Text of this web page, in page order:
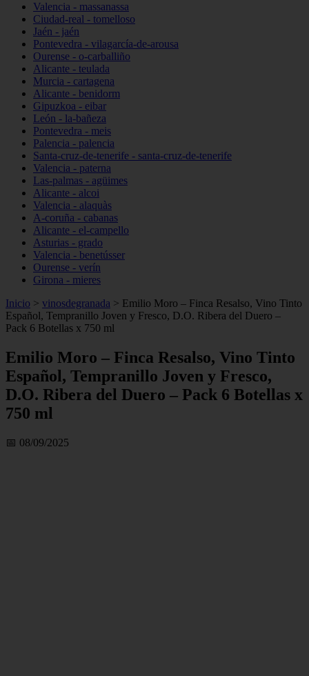
Valencia - massanassa
Ciudad-real - tomelloso
Jaén - jaén
Pontevedra - vilagarcía-de-arousa
Ourense - o-carballiño
Alicante - teulada
Murcia - cartagena
Alicante - benidorm
Gipuzkoa - eibar
León - la-bañeza
Pontevedra - meis
Palencia - palencia
Santa-cruz-de-tenerife - santa-cruz-de-tenerife
Valencia - paterna
Las-palmas - agüimes
Alicante - alcoi
Valencia - alaquàs
A-coruña - cabanas
Alicante - el-campello
Asturias - grado
Valencia - benetússer
Ourense - verín
Girona - mieres
Inicio > vinosdegranada > Emilio Moro – Finca Resalso, Vino Tinto
Español, Tempranillo Joven y Fresco, D.O. Ribera del Duero –
Pack 6 Botellas x 750 ml
Emilio Moro – Finca Resalso, Vino Tinto
Español, Tempranillo Joven y Fresco,
D.O. Ribera del Duero – Pack 6 Botellas x
750 ml
📅 08/09/2025